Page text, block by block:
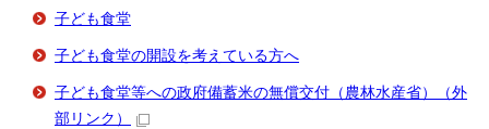
子ども食堂
子ども食堂の開設を考えている方へ
子ども食堂等への政府備蓄米の無償交付（農林水産省）
（外
部リンク）